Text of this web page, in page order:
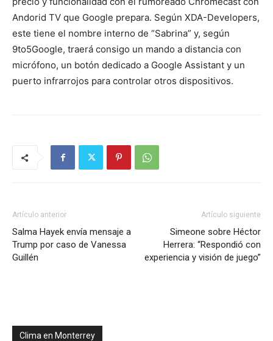
Andorid TV que Google prepara. Según XDA-Developers,
este tiene el nombre interno de “Sabrina” y, según
9to5Google, traerá consigo un mando a distancia con
micrófono, un botón dedicado a Google Assistant y un
puerto infrarrojos para controlar otros dispositivos.
Artículo anterior
Salma Hayek envía mensaje a
Trump por caso de Vanessa
Guillén
Artículo siguiente
Simeone sobre Héctor
Herrera: “Respondió con
experiencia y visión de juego”
Clima en Monterrey